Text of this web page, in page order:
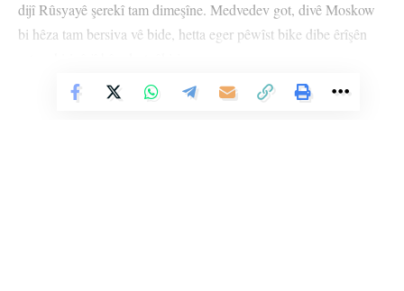
dijî Rûsyayê şerekî tam dimeşîne. Medvedev got, divê Moskow
bi hêza tam bersiva vê bide, hetta eger pêwîst bike dibe êrîşên
Serokê berê yê dewleta Rûs, got, “Divê em li gorî vê yekê
Vê Nûçeyê Bixwîne